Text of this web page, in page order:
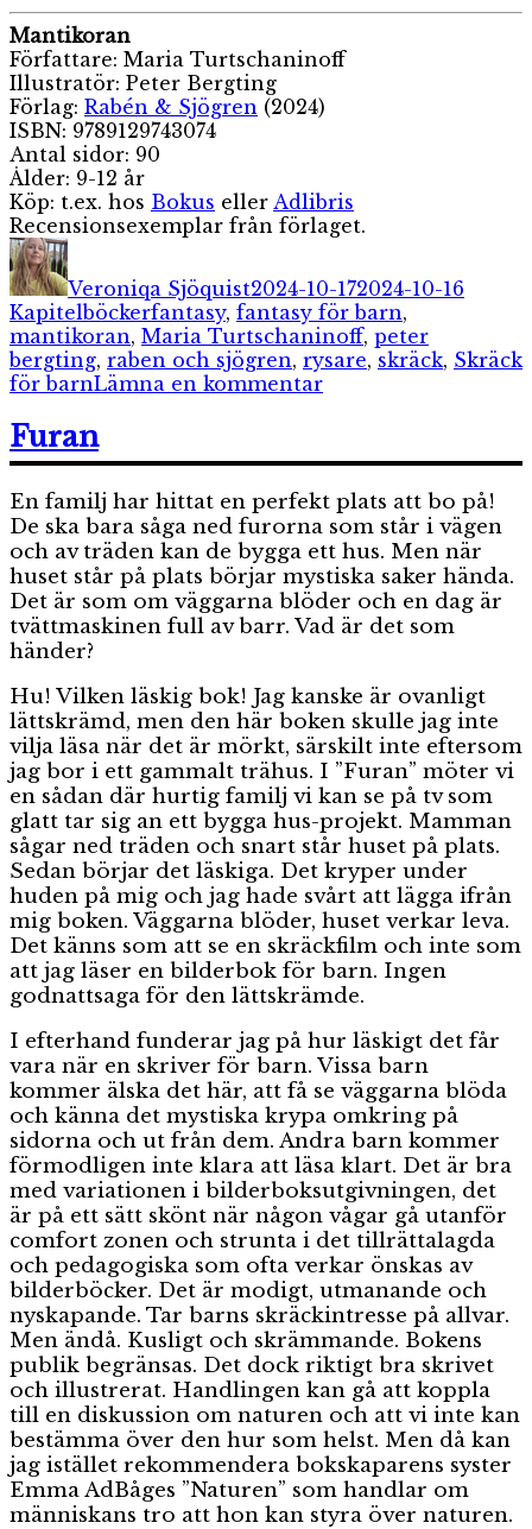
Mantikoran
Författare: Maria Turtschaninoff
Illustratör: Peter Bergting
Förlag: Rabén & Sjögren (2024)
ISBN: 9789129743074
Antal sidor: 90
Ålder: 9-12 år
Köp: t.ex. hos Bokus eller Adlibris
Recensionsexemplar från förlaget.
Författare
Veroniqa Sjöquist2024-10-172024-10-16
KapitelböckerEtiketter
fantasy, fantasy för barn,
mantikoran, Maria Turtschaninoff, peter
bergting, raben och sjögren, rysare, skräck, Skräck
för barnLämna en kommentartill
Furan
En familj har hittat en perfekt plats att bo på!
De ska bara såga ned furorna som står i vägen
och av träden kan de bygga ett hus. Men när
huset står på plats börjar mystiska saker hända.
Det är som om väggarna blöder och en dag är
tvättmaskinen full av barr. Vad är det som
händer?
Hu! Vilken läskig bok! Jag kanske är ovanligt
lättskrämd, men den här boken skulle jag inte
vilja läsa när det är mörkt, särskilt inte eftersom
jag bor i ett gammalt trähus. I ”Furan” möter vi
en sådan där hurtig familj vi kan se på tv som
glatt tar sig an ett bygga hus-projekt. Mamman
sågar ned träden och snart står huset på plats.
Sedan börjar det läskiga. Det kryper under
huden på mig och jag hade svårt att lägga ifrån
mig boken. Väggarna blöder, huset verkar leva.
Det känns som att se en skräckfilm och inte som
att jag läser en bilderbok för barn. Ingen
godnattsaga för den lättskrämde.
I efterhand funderar jag på hur läskigt det får
vara när en skriver för barn. Vissa barn
kommer älska det här, att få se väggarna blöda
och känna det mystiska krypa omkring på
sidorna och ut från dem. Andra barn kommer
förmodligen inte klara att läsa klart. Det är bra
med variationen i bilderboksutgivningen, det
är på ett sätt skönt när någon vågar gå utanför
comfort zonen och strunta i det tillrättalagda
och pedagogiska som ofta verkar önskas av
bilderböcker. Det är modigt, utmanande och
nyskapande. Tar barns skräckintresse på allvar.
Men ändå. Kusligt och skrämmande. Bokens
publik begränsas. Det dock riktigt bra skrivet
och illustrerat. Handlingen kan gå att koppla
till en diskussion om naturen och att vi inte kan
bestämma över den hur som helst. Men då kan
jag istället rekommendera bokskaparens syster
Emma AdBåges ”Naturen” som handlar om
människans tro att hon kan styra över naturen.